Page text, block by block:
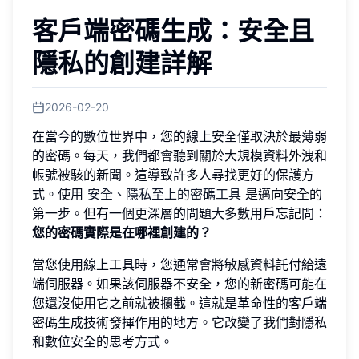
客戶端密碼生成：安全且
隱私的創建詳解
2026-02-20
在當今的數位世界中，您的線上安全僅取決於最薄弱
的密碼。每天，我們都會聽到關於大規模資料外洩和
帳號被駭的新聞。這導致許多人尋找更好的保護方
式。使用 安全、隱私至上的密碼工具 是邁向安全的
第一步。但有一個更深層的問題大多數用戶忘記問：
您的密碼實際是在哪裡創建的？
當您使用線上工具時，您通常會將敏感資料託付給遠
端伺服器。如果該伺服器不安全，您的新密碼可能在
您還沒使用它之前就被攔截。這就是革命性的客戶端
密碼生成技術發揮作用的地方。它改變了我們對隱私
和數位安全的思考方式。